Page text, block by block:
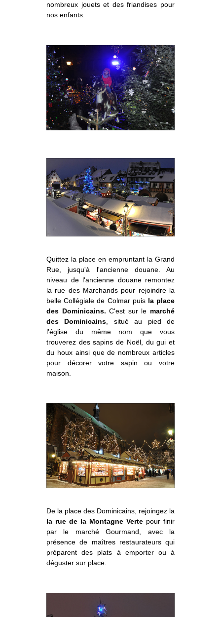
nombreux jouets et des friandises pour
nos enfants.
Quittez la place en empruntant la Grand
Rue, jusqu'à l'ancienne douane. Au
niveau de l'ancienne douane remontez
la rue des Marchands pour rejoindre la
belle Collégiale de Colmar puis la place
des Dominicains.C'est sur le marché
des Dominicains , situé au pied de
l'église du même nom que vous
trouverez des sapins de Noël, du gui et
du houx ainsi que de nombreux articles
pour décorer votre sapin ou votre
maison.
De la place des Dominicains, rejoingez la
la rue de la Montagne Verte pour finir
par le marché Gourmand, avec la
présence de maîtres restaurateurs qui
préparent des plats à emporter ou à
déguster sur place.